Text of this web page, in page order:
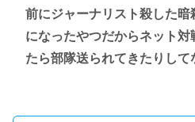
前にジャーナリスト殺した
になったやつだからネット
たら部隊送られてきたりして